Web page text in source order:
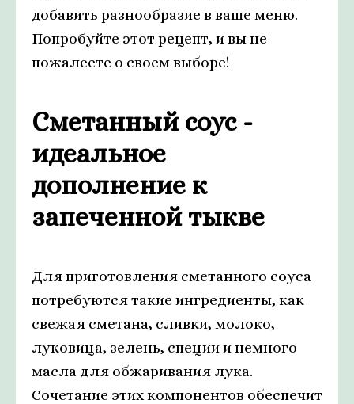
добавить разнообразие в ваше меню.
Попробуйте этот рецепт, и вы не
пожалеете о своем выборе!
Сметанный соус -
идеальное
дополнение к
запеченной тыкве
Для приготовления сметанного соуса
потребуются такие ингредиенты, как
свежая сметана, сливки, молоко,
луковица, зелень, специи и немного
масла для обжаривания лука.
Сочетание этих компонентов обеспечит